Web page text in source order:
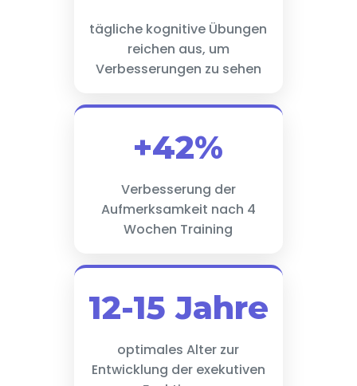
tägliche kognitive Übungen
reichen aus, um
Verbesserungen zu sehen
+42%
Verbesserung der
Aufmerksamkeit nach 4
Wochen Training
12-15 Jahre
optimales Alter zur
Entwicklung der exekutiven